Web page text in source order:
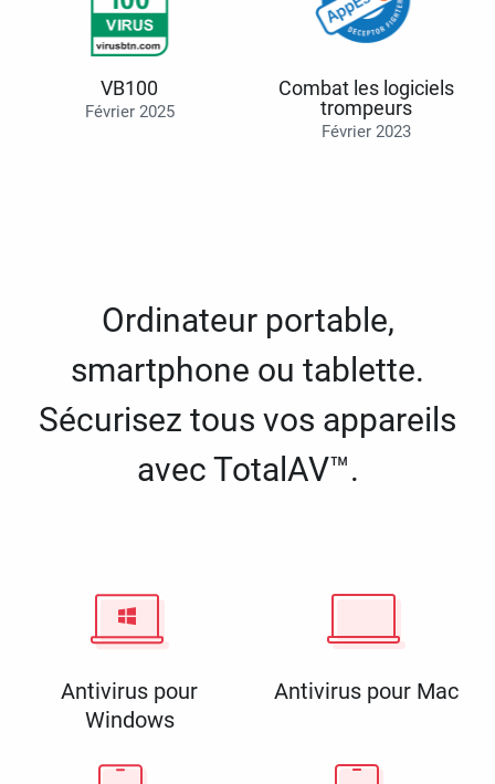
VB100
Février 2025
Combat les logiciels
trompeurs
Février 2023
Ordinateur portable,
smartphone ou tablette.
Sécurisez tous vos appareils
avec TotalAV™.
Antivirus pour
Windows
Antivirus pour Mac